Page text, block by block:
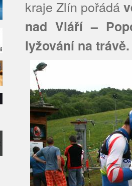
kraje Zlín pořádá
nad Vláří –
lyžování na trávě.